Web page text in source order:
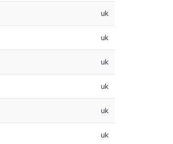
uk
uk
uk
uk
uk
uk